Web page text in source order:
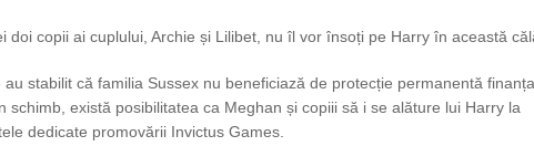
copii ai cuplului, Archie și Lilibet, nu îl vor însoți pe Harry în această
stabilit că familia Sussex nu beneficiază de protecție permanentă
există posibilitatea ca Meghan și copiii să i se alăture lui Harry la
dedicate promovării Invictus Games.